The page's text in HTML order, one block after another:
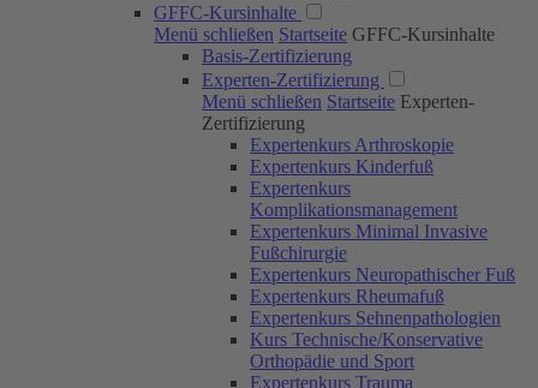
GFFC-Kursinhalte
Menü schließen Startseite GFFC-Kursinhalte
Basis-Zertifizierung
Experten-Zertifizierung
Menü schließen Startseite Experten-
Zertifizierung
Expertenkurs Arthroskopie
Expertenkurs Kinderfuß
Expertenkurs
Komplikationsmanagement
Expertenkurs Minimal Invasive
Fußchirurgie
Expertenkurs Neuropathischer Fuß
Expertenkurs Rheumafuß
Expertenkurs Sehnenpathologien
Kurs Technische/Konservative
Orthopädie und Sport
Expertenkurs Trauma